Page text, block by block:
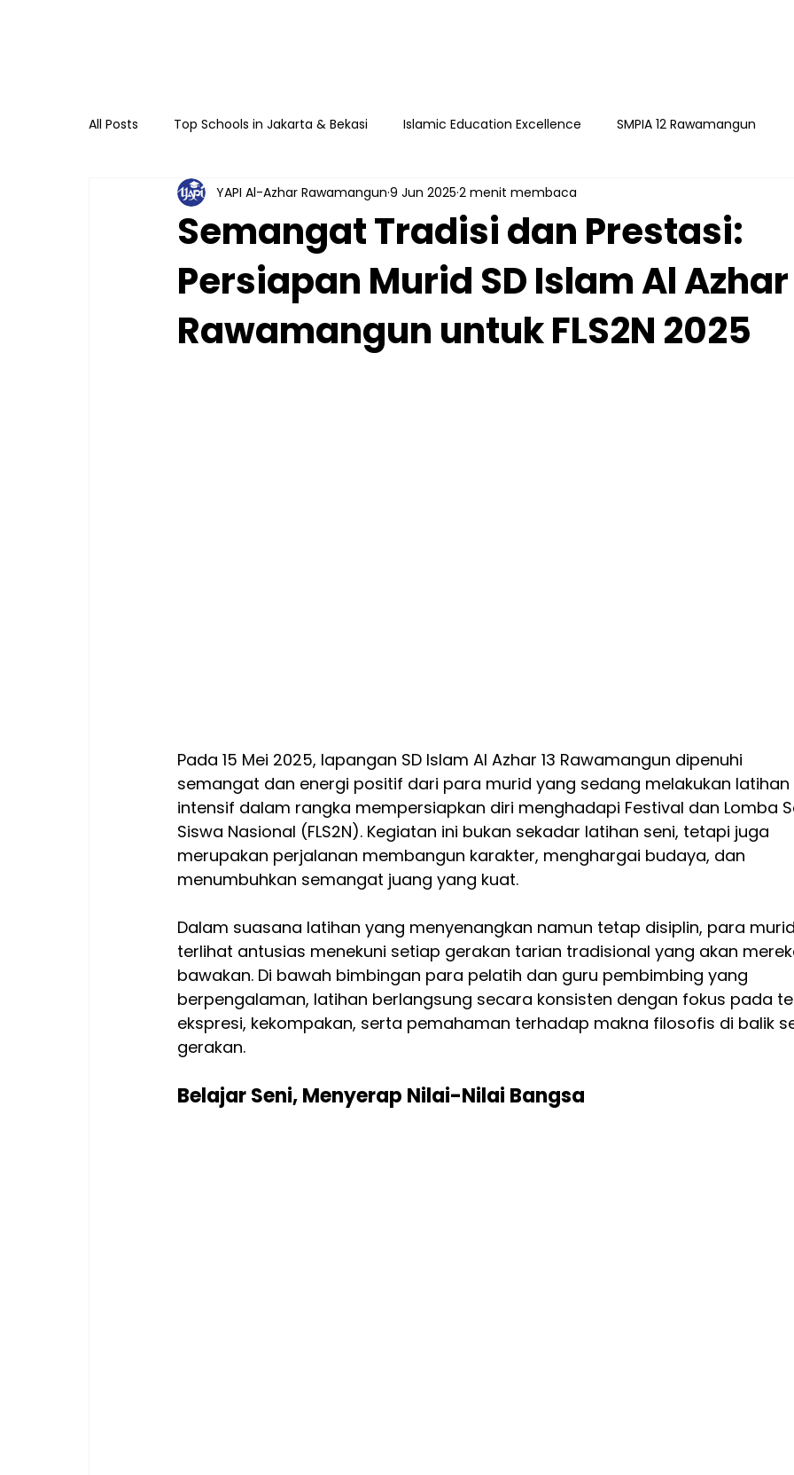
All Posts Top Schools in Jakarta & Bekasi Islamic Education Excellence SMPIA 12 Rawamangun
TKIA 13 Rawamangun SDIA 13 Rawamangun YAPI Playgroup Sakinah
Raudhatul Athfal Sakinah SMAIA 33 Jatimakmur
Semangat Tradisi dan Prestasi:
Persiapan Murid SD Islam Al Azhar
Rawamangun untuk FLS2N 2025
YAPI Al-Azhar Rawamangun 9 Jun 2025 2 menit membaca
Pada 15 Mei 2025, lapangan SD Islam Al Azhar 13 Rawamangun dipenuhi
semangat dan energi positif dari para murid yang sedang melakukan latihan
intensif dalam rangka mempersiapkan diri menghadapi Festival dan Lomba
Siswa Nasional (FLS2N). Kegiatan ini bukan sekadar latihan seni, tetapi juga
merupakan perjalanan membangun karakter, menghargai budaya, dan
menumbuhkan semangat juang yang kuat.
Dalam suasana latihan yang menyenangkan namun tetap disiplin, para murid
terlihat antusias menekuni setiap gerakan tarian tradisional yang akan
bawakan. Di bawah bimbingan para pelatih dan guru pembimbing yang
berpengalaman, latihan berlangsung secara konsisten dengan fokus pada
ekspresi, kekompakan, serta pemahaman terhadap makna filosofis di balik
gerakan.
Belajar Seni, Menyerap Nilai-Nilai Bangsa